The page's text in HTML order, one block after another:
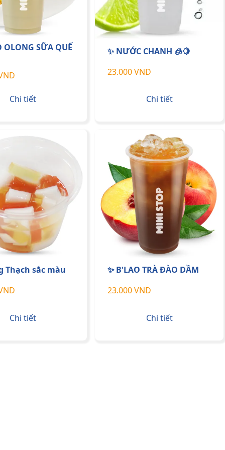
OLONG SỮA QUẾ
Chi tiết
✨ NƯỚC CHANH 🧊🍋
23.000 VND
Chi tiết
Thạch sắc màu
Chi tiết
✨ B'LAO TRÀ ĐÀO DẦM
23.000 VND
Chi tiết